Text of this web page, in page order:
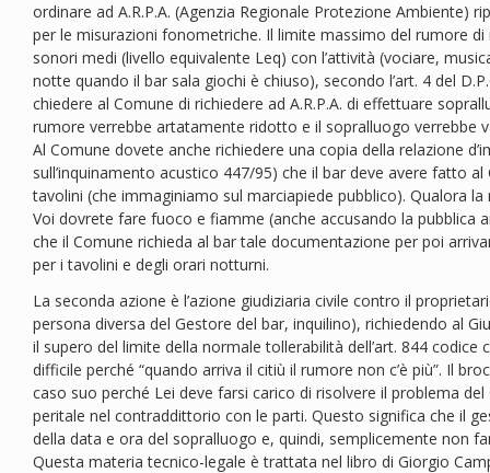
ordinare ad A.R.P.A. (Agenzia Regionale Protezione Ambiente)
per le misurazioni fonometriche. Il limite massimo del rumore
sonori medi (livello equivalente Leq) con l’attività (vociare,
notte quando il bar sala giochi è chiuso), secondo l’art. 4 del
chiedere al Comune di richiedere ad A.R.P.A. di effettuare
rumore verrebbe artatamente ridotto e il sopralluogo verrebbe
Al Comune dovete anche richiedere una copia della relazione
sull’inquinamento acustico 447/95) che il bar deve avere fatto
tavolini (che immaginiamo sul marciapiede pubblico). Qualora
Voi dovrete fare fuoco e fiamme (anche accusando la pubblica
che il Comune richieda al bar tale documentazione per poi
per i tavolini e degli orari notturni.
La seconda azione è l’azione giudiziaria civile contro il
persona diversa del Gestore del bar, inquilino), richiedendo al
il supero del limite della normale tollerabilità dell’art. 844 codice
difficile perché “quando arriva il citiù il rumore non c’è più”. Il
caso suo perché Lei deve farsi carico di risolvere il problema
peritale nel contraddittorio con le parti. Questo significa che il
della data e ora del sopralluogo e, quindi, semplicemente non
Questa materia tecnico-legale è trattata nel libro di Giorgio